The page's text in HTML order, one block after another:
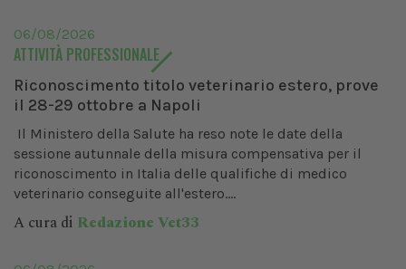
06/08/2026
ATTIVITÀ PROFESSIONALE
Riconoscimento titolo veterinario estero, prove
il 28-29 ottobre a Napoli
Il Ministero della Salute ha reso note le date della
sessione autunnale della misura compensativa per il
riconoscimento in Italia delle qualifiche di medico
veterinario conseguite all'estero....
A cura di Redazione Vet33